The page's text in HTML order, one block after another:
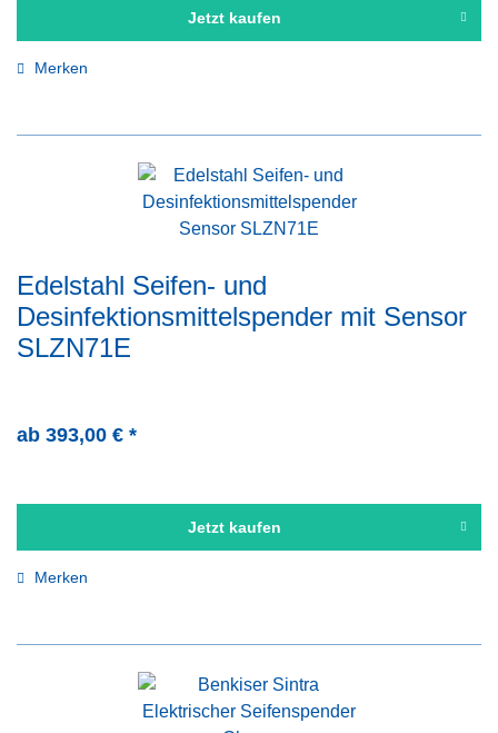
Jetzt kaufen
Merken
Edelstahl Seifen- und
Desinfektionsmittelspender mit Sensor
SLZN71E
ab 393,00 € *
Jetzt kaufen
Merken